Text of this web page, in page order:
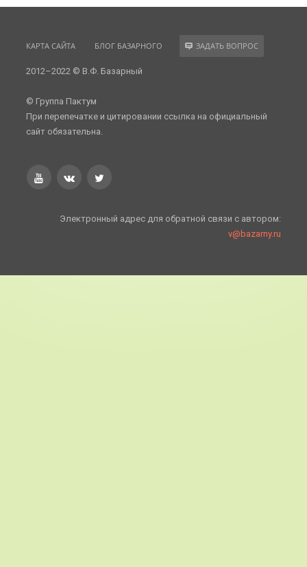
КАРТА САЙТА БЛОГ БАЗАРНОГО ЗАДАТЬ ВОПРОС
2012–2022 © В.Ф. Базарный
© Группа Пактум
При перепечатке и цитировании ссылка на официальный
сайт обязательна.
Электронный адрес для обратной связи с автором:
v@bazarny.ru